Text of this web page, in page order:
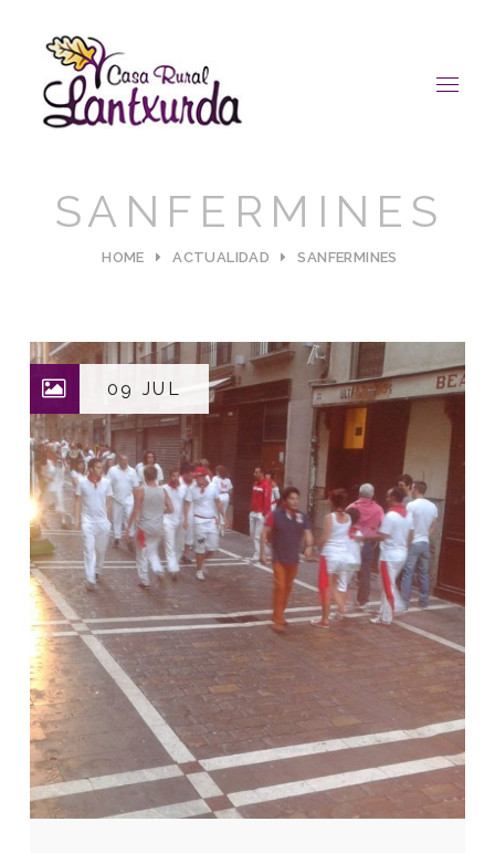
SANFERMINES
HOME ACTUALIDAD SANFERMINES
09 JUL